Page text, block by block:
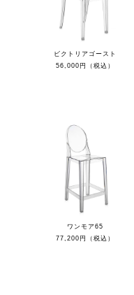
ビクトリアゴースト
56,000円（税込）
ワンモア65
77,200円（税込）